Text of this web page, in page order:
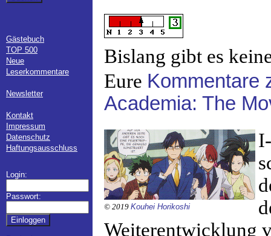
Gästebuch
TOP 500
Neue
Leserkommentare
Newsletter
Kontakt
Impressum
Datenschutz
Haftungsausschluss
Login:
Passwort:
Bislang gibt es
Eure Kommentare
Academia: The
© 2019 Kouhei Horikoshi
Weiterentwicklung